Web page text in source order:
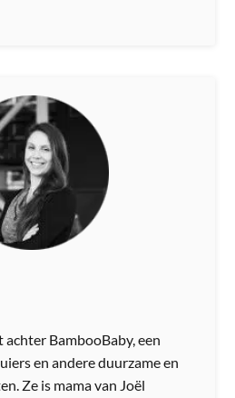
BambooBaby, een
en andere duurzame en
Ze is mama van Joël